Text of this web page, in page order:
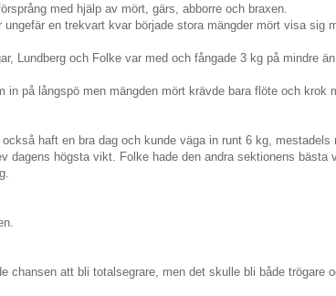
med hjälp av mört, gärs, abborre och braxen.
ungefär en trekvart kvar började stora mängder mört visa sig
Lundberg och Folke var med och fångade 3 kg på mindre
in på långspö men mängden mört krävde bara flöte och krok
också haft en bra dag och kunde väga in runt 6 kg, mestadels
dagens högsta vikt. Folke hade den andra sektionens bästa
chansen att bli totalsegrare, men det skulle bli både trögare